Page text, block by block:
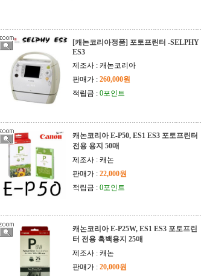
[캐논코리아정품] 포토프린터 -SELPHY
ES3
제조사 : 캐논코리아
판매가 : 260,000원
적립금 : 0포인트
캐논코리아 E-P50, ES1 ES3 포토프린터
전용 용지 50매
제조사 : 캐논
판매가 : 22,000원
적립금 : 0포인트
캐논코리아 E-P25W, ES1 ES3 포토프린
터 전용 흑백용지 25매
제조사 : 캐논
판매가 : 20,000원